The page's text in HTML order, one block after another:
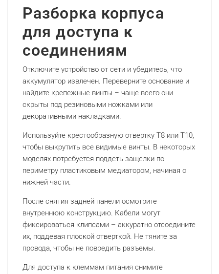
Разборка корпуса
для доступа к
соединениям
Отключите устройство от сети и убедитесь, что
аккумулятор извлечен. Переверните основание и
найдите крепежные винты – чаще всего они
скрыты под резиновыми ножками или
декоративными накладками.
Используйте крестообразную отвертку T8 или T10,
чтобы выкрутить все видимые винты. В некоторых
моделях потребуется поддеть защелки по
периметру пластиковым медиатором, начиная с
нижней части.
После снятия задней панели осмотрите
внутреннюю конструкцию. Кабели могут
фиксироваться клипсами – аккуратно отсоедините
их, поддевая плоской отверткой. Не тяните за
провода, чтобы не повредить разъемы.
Для доступа к клеммам питания снимите